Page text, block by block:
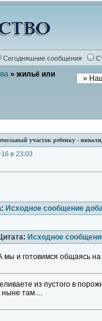
Сегодняшние сообщения
» жильё или
участок ребенку -
в 23:03
Исходное сообщение
Исходное
мы и готовимся общаясь
из пустого в
ныне там....